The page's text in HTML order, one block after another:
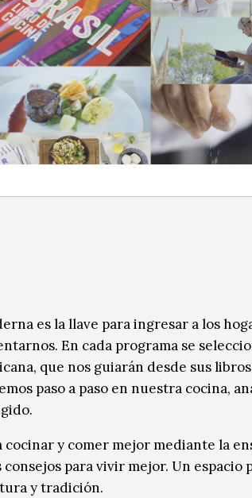
es la llave para ingresar a los
En cada programa se
que nos guiarán desde sus
paso a paso en nuestra cocina,
y comer mejor mediante la
para vivir mejor. Un espacio
y tradición.